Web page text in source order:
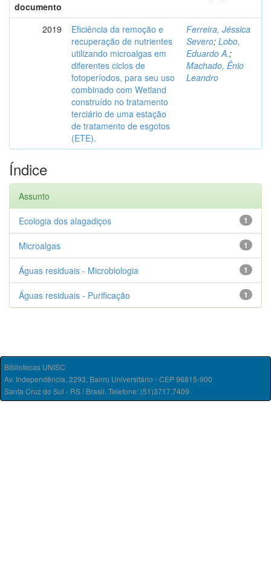
documento
2019
Eficiência da remoção e
recuperação de nutrientes
utilizando microalgas em
diferentes ciclos de
fotoperíodos, para seu uso
combinado com Wetland
construído no tratamento
terciário de uma estação
de tratamento de esgotos
(ETE).
Ferreira, Jéssica
Severo; Lobo,
Eduardo A.;
Machado, Ênio
Leandro
Índice
Assunto
1
Ecologia dos alagadiços
1
Microalgas
1
Águas residuais - Microbiologia
1
Águas residuais - Purificação
Bibliotecas UNISC
Av. Independência, 2293, Bairro Universitário - CEP 96815-900
Santa Cruz do Sul - RS / Brasil. Telefone: (51)3717.7409